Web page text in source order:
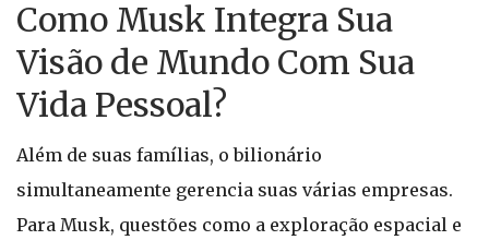
Como Musk Integra Sua
Visão de Mundo Com Sua
Vida Pessoal?
Além de suas famílias, o bilionário
simultaneamente gerencia suas várias empresas.
Para Musk, questões como a exploração espacial e